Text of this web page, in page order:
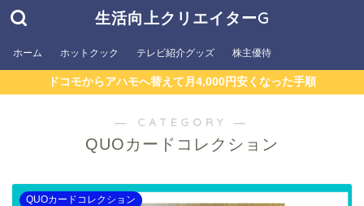
生活向上クリエイターG
ホーム ホットクック テレビ紹介グッズ 株主優待
ドコモからアハモへ替えて月4,000円安くなった手順
― CATEGORY ―
QUOカードコレクション
QUOカードコレクション